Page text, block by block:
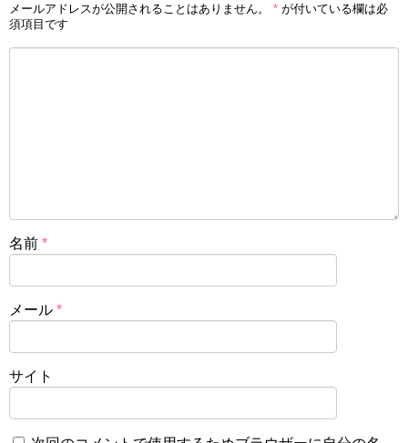
メールアドレスが公開されることはありません。 * が付いている欄は必
須項目です
名前 *
メール *
サイト